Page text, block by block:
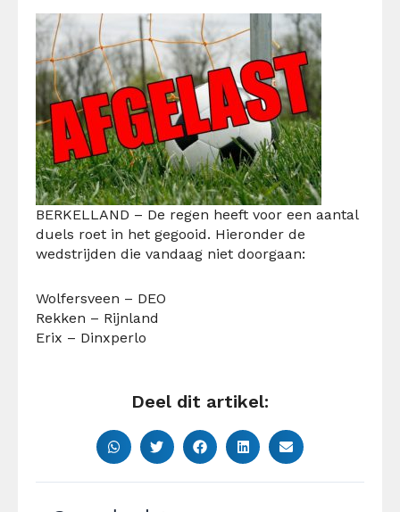
BERKELLAND – De regen heeft voor een aantal
duels roet in het gegooid. Hieronder de
wedstrijden die vandaag niet doorgaan:
Wolfersveen – DEO
Rekken – Rijnland
Erix – Dinxperlo
Deel dit artikel: